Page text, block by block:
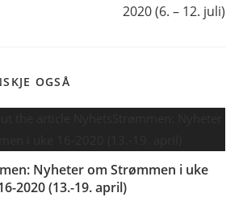
2020 (6. – 12. juli)
OGSÅ
Nyheter om Strømmen i uke
2020 (13.-19. april)